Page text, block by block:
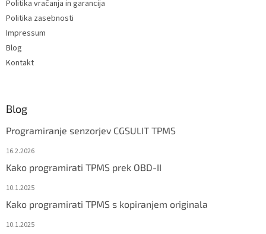
Politika vračanja in garancija
Politika zasebnosti
Impressum
Blog
Kontakt
Blog
Programiranje senzorjev CGSULIT TPMS
16.2.2026
Kako programirati TPMS prek OBD-II
10.1.2025
Kako programirati TPMS s kopiranjem originala
10.1.2025